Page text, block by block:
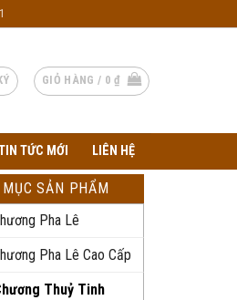
GIỎ HÀNG / 0 ₫
TỨC MỚI LIÊN HỆ
SẢN PHẨM
Pha Lê
Pha Lê Cao Cấp
Thuỷ Tinh